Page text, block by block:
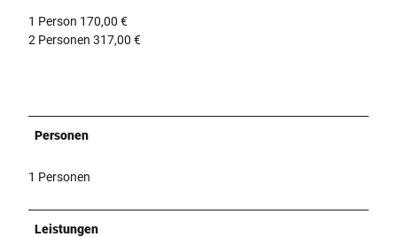
1 Person 170,00 €
2 Personen 317,00 €
Personen
1 Personen
Leistungen